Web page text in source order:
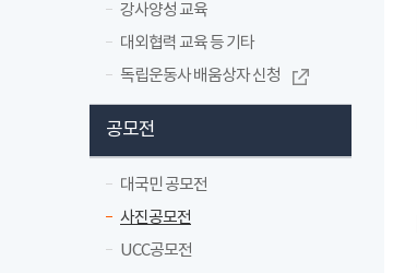
강사양성 교육
대외협력 교육 등 기타
독립운동사 배움상자 신청
공모전
대국민 공모전
사진공모전
UCC공모전